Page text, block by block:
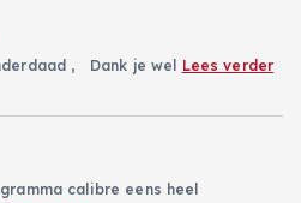
, Dank je wel Lees verder
calibre eens heel